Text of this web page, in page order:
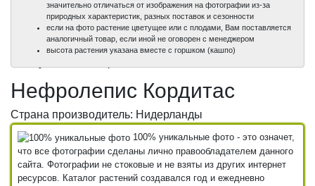
100%
100%
значительно отличаться от изображения на фотографии из-за
природных характеристик, разных поставок и сезонности
если на фото растение цветущее или с плодами, Вам поставляется
аналогичный товар, если иной не оговорен с менеджером
высота растения указана вместе с горшком (кашпо)
Нефролепис Кордитас
Страна производитель: Нидерланды
100% уникальные фото - это означет,
что все фотографии сделаны лично правообладателем данного
сайта. Фотографии не стоковые и не взяты из других интернет
ресурсов. Каталог растений создавался год и ежедневно